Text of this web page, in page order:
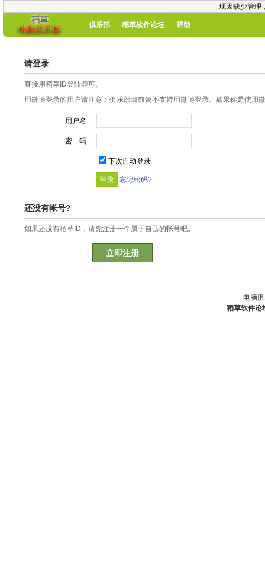
现因缺少管理
俱乐部 稻草软件论坛 帮助
请登录
直接用稻草ID登陆即可。
用微博登录的用户请注意：俱乐部目前暂不支持用微博登录。如果你是使用
用户名
密 码
下次自动登录
忘记密码?
还没有帐号?
如果还没有稻草ID，请先注册一个属于自己的帐号吧。
立即注册
电脑
稻草软件论